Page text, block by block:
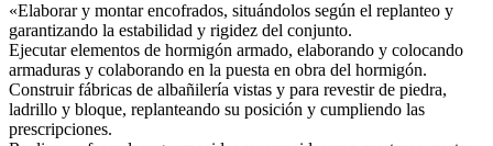
«Elaborar y montar encofrados, situándolos según el replanteo y
garantizando la estabilidad y rigidez del conjunto.
Ejecutar elementos de hormigón armado, elaborando y colocando
armaduras y colaborando en la puesta en obra del hormigón.
Construir fábricas de albañilería vistas y para revestir de piedra,
ladrillo y bloque, replanteando su posición y cumpliendo las
prescripciones.